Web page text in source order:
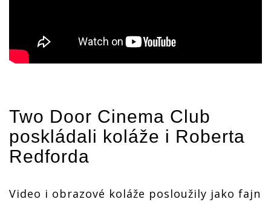
Two Door Cinema Club
poskládali koláže i Roberta
Redforda
Video i obrazové koláže posloužily jako fajn